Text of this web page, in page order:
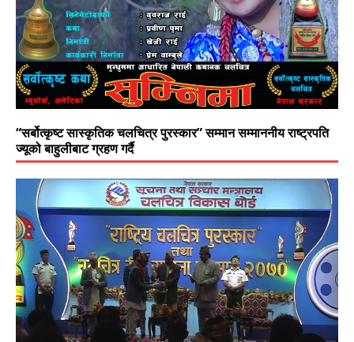
“सर्बोत्कृष्ट सास्कृतिक चलचित्र पुरस्कार” सम्मान सम्माननीय राष्ट्रपति
ज्यूको बाहुलीबाट ग्रहण गर्दै